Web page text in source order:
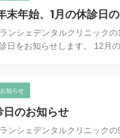
末年始、1月の休診日
ンシェデンタルクリニック
日をお知らせします。 12月
知らせ
日のお知らせ
ンシェデンタルクリニック